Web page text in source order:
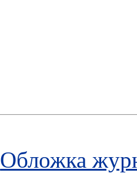
Обложка